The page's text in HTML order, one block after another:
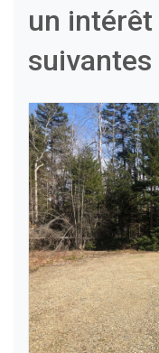
un intérêt
suivantes